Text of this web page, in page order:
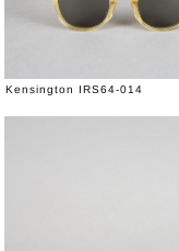
Kensington IRS64-014